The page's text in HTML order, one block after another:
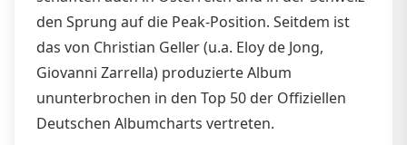
den Sprung auf die Peak-Position. Seitdem ist
das von Christian Geller (u.a. Eloy de Jong,
Giovanni Zarrella) produzierte Album
ununterbrochen in den Top 50 der Offiziellen
Deutschen Albumcharts vertreten.